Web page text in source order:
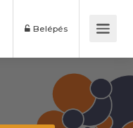
Belépés